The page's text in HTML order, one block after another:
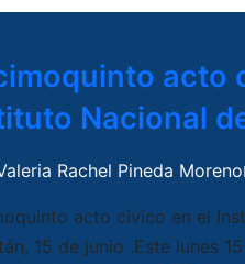
acto
Nacional
Rachel Pineda Moreno
acto cívico en el
15 de junio .Este lunes